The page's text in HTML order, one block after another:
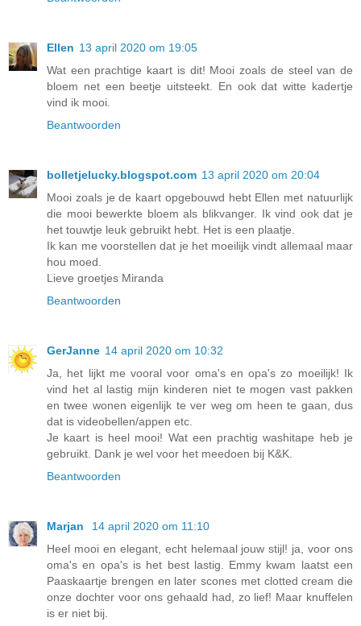
Ellen 13 april 2020 om 19:05
Wat een prachtige kaart is dit! Mooi zoals de steel van de
bloem net een beetje uitsteekt. En ook dat witte kadertje
vind ik mooi.
Beantwoorden
bolletjelucky.blogspot.com 13 april 2020 om 20:04
Mooi zoals je de kaart opgebouwd hebt Ellen met natuurlijk
die mooi bewerkte bloem als blikvanger. Ik vind ook dat je
het touwtje leuk gebruikt hebt. Het is een plaatje.
Ik kan me voorstellen dat je het moeilijk vindt allemaal maar
hou moed.
Lieve groetjes Miranda
Beantwoorden
GerJanne 14 april 2020 om 10:32
Ja, het lijkt me vooral voor oma's en opa's zo moeilijk! Ik
vind het al lastig mijn kinderen niet te mogen vast pakken
en twee wonen eigenlijk te ver weg om heen te gaan, dus
dat is videobellen/appen etc.
Je kaart is heel mooi! Wat een prachtig washitape heb je
gebruikt. Dank je wel voor het meedoen bij K&K.
Beantwoorden
Marjan
14 april 2020 om 11:10
Heel mooi en elegant, echt helemaal jouw stijl! ja, voor ons
oma's en opa's is het best lastig. Emmy kwam laatst een
Paaskaartje brengen en later scones met clotted cream die
onze dochter voor ons gehaald had, zo lief! Maar knuffelen
is er niet bij.